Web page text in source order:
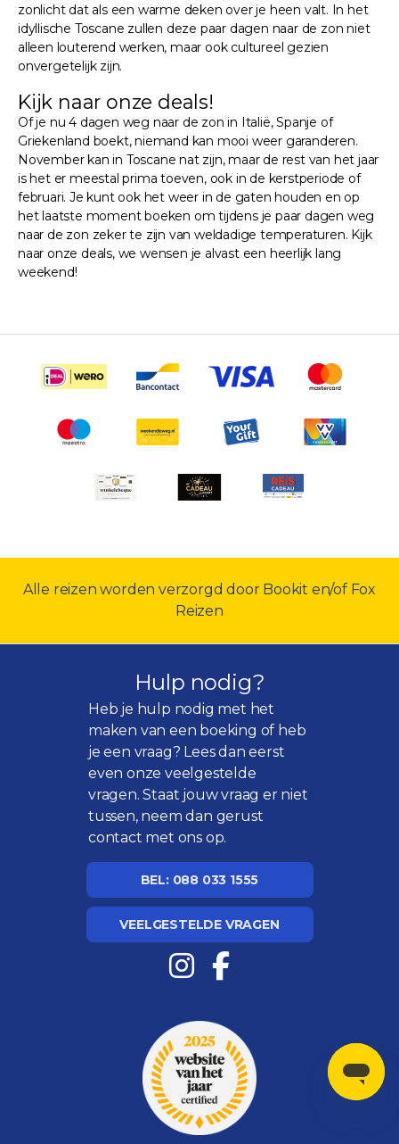
zonlicht dat als een warme deken over je heen valt. In het
idyllische Toscane zullen deze paar dagen naar de zon niet
alleen louterend werken, maar ook cultureel gezien
onvergetelijk zijn.
Kijk naar onze deals!
Of je nu 4 dagen weg naar de zon in Italië, Spanje of
Griekenland boekt, niemand kan mooi weer garanderen.
November kan in Toscane nat zijn, maar de rest van het jaar
is het er meestal prima toeven, ook in de kerstperiode of
februari. Je kunt ook het weer in de gaten houden en op
het laatste moment boeken om tijdens je paar dagen weg
naar de zon zeker te zijn van weldadige temperaturen. Kijk
naar onze deals, we wensen je alvast een heerlijk lang
weekend!
Alle reizen worden verzorgd door Bookit en/of Fox
Reizen
Hulp nodig?
Heb je hulp nodig met het
maken van een boeking of heb
je een vraag? Lees dan eerst
even onzeveelgestelde
vragen. Staat jouw vraag er niet
tussen, neem dan gerust
contact met ons op.
BEL: 088 033 1555
VEELGESTELDE VRAGEN